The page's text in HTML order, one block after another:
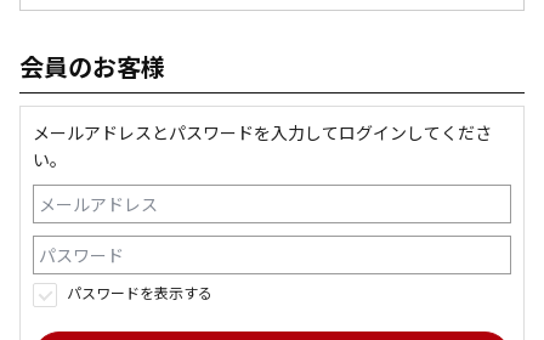
会員のお客様
メールアドレスとパスワードを入力してログインしてくださ
い。
パスワードを表示する